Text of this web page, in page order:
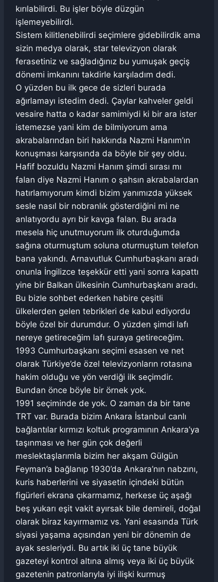
kırılabilirdi. Bu işler böyle düzgün
işlemeyebilirdi.
Sistem kilitlenebilirdi seçimlere gidebilirdik ama
sizin medya olarak, star televizyon olarak
ferasetiniz ve sağladığınız bu yumuşak geçiş
dönemi imkanını takdirle karşıladım dedi.
O yüzden bu ilk gece de sizleri burada
ağırlamayı istedim dedi. Çaylar kahveler geldi
vesaire hatta o kadar samimiydi ki bir ara ister
istemezse yani kim de bilmiyorum ama
akrabalarından biri hakkında Nazmi Hanım’ın
konuşması karşısında da böyle bir şey oldu.
Hafif bozuldu Nazmi Hanım şimdi sırası mı
falan diye Nazmi Hanım o şahsın akrabalardan
hatırlamıyorum kimdi bizim yanımızda yüksek
sesle nasıl bir nobranlık gösterdiğini mi ne
anlatıyordu ayrı bir kavga falan. Bu arada
mesela hiç unutmuyorum ilk oturduğumda
sağına oturmuştum soluna oturmuştum telefon
bana yakındı. Arnavutluk Cumhurbaşkanı aradı
onunla İngilizce teşekkür etti yani sonra kapattı
yine bir Balkan ülkesinin Cumhurbaşkanı aradı.
Bu bizle sohbet ederken habire çeşitli
ülkelerden gelen tebrikleri de kabul ediyordu
böyle özel bir durumdur. O yüzden şimdi lafı
nereye getireceğim lafı şuraya getireceğim.
1993 Cumhurbaşkanı seçimi esasen ve net
olarak Türkiye’de özel televizyonların rotasına
hakim olduğu ve yön verdiği ilk seçimdir.
Bundan önce böyle bir örnek yok.
1991 seçiminde de yok. O zaman da bir tane
TRT var. Burada bizim Ankara İstanbul canlı
bağlantılar kırmızı koltuk programının Ankara’ya
taşınması ve her gün çok değerli
meslektaşlarımla bizim her akşam Gülgün
Feyman’a bağlanıp 1930’da Ankara’nın nabzını,
kuris haberlerini ve siyasetin içindeki bütün
figürleri ekrana çıkarmamız, herkese üç aşağı
beş yukarı eşit vakit ayırsak bile demireli, doğal
olarak biraz kayırmamız vs. Yani esasında Türk
siyasi yaşama açısından yeni bir dönemin de
ayak sesleriydi. Bu artık iki üç tane büyük
gazeteyi kontrol altına almış veya iki üç büyük
gazetenin patronlarıyla iyi ilişki kurmuş